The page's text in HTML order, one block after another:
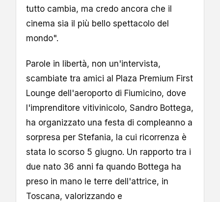
tutto cambia, ma credo ancora che il
cinema sia il più bello spettacolo del
mondo".
Parole in libertà, non un'intervista,
scambiate tra amici al Plaza Premium First
Lounge dell'aeroporto di Fiumicino, dove
l'imprenditore vitivinicolo, Sandro Bottega,
ha organizzato una festa di compleanno a
sorpresa per Stefania, la cui ricorrenza è
stata lo scorso 5 giugno. Un rapporto tra i
due nato 36 anni fa quando Bottega ha
preso in mano le terre dell'attrice, in
Toscana, valorizzando e